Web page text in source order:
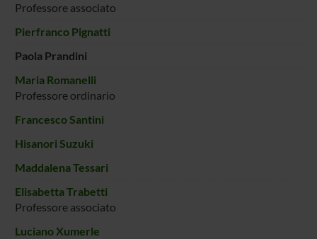
Professore associato
Pierfranco Pignatti
Paola Prandini
Maria Romanelli
Professore ordinario
Francesco Santini
Hisanori Suzuki
Maddalena Tessari
Elisabetta Trabetti
Professore associato
Luciano Xumerle